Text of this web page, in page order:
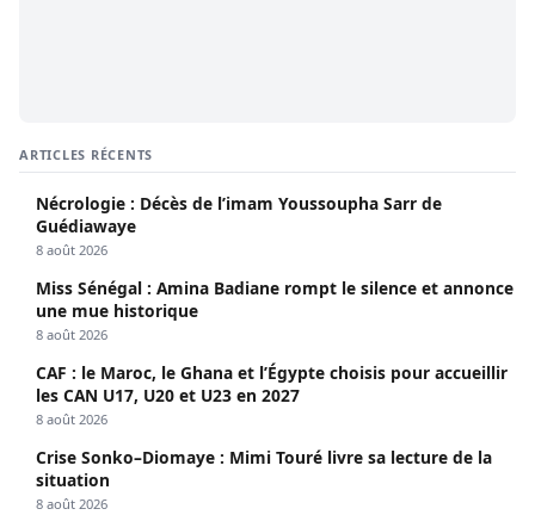
ARTICLES RÉCENTS
Nécrologie : Décès de l’imam Youssoupha Sarr de
Guédiawaye
8 août 2026
Miss Sénégal : Amina Badiane rompt le silence et annonce
une mue historique
8 août 2026
CAF : le Maroc, le Ghana et l’Égypte choisis pour accueillir
les CAN U17, U20 et U23 en 2027
8 août 2026
Crise Sonko–Diomaye : Mimi Touré livre sa lecture de la
situation
8 août 2026